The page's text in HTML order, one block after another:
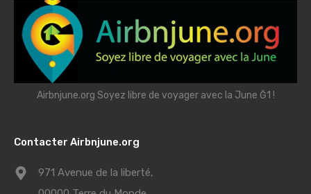
Airbnjune.org Soyez libre de voyager avec la June Ğ1 !
Contacter Airbnjune.org
971 Avenue de la liberté,